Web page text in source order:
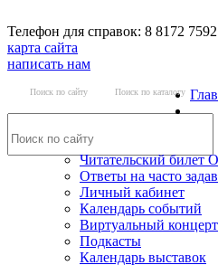
Телефон для справок: 8 8172
карта сайта
написать нам
Поиск по сайту Поиск по каталогу
Читательский
Ответы на часто
Личный кабинет
Календарь событий
Виртуальный
Подкасты
Календарь выставок